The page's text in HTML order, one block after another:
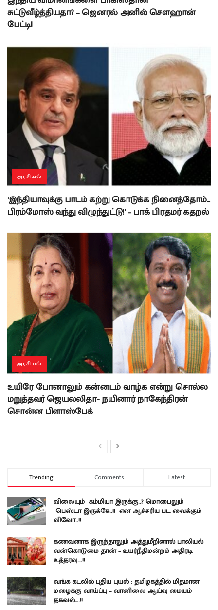
சுட்டுவீழ்த்தியதா? – ஜெனரல் அனில் சௌஹான்
பேட்டி!
அரசியல்
‘இந்தியாவுக்கு பாடம் கற்று கொடுக்க நினைத்தோம்…
பிரம்மோஸ் வந்து விழுந்துட்டு!’ – பாக் பிரதமர் கதறல்
அரசியல்
உயிரே போனாலும் கன்னடம் வாழ்க என்று சொல்ல
மறுத்தவர் ஜெயலலிதா- நயினார் நாகேந்திரன்
சொன்ன பிளாஸ்பேக்
Trending Comments Latest
விலையும் கம்மியா இருக்கு..? மொபைலும்
பெஸ்டா இருக்கே..!! என ஆச்சரிய பட வைக்கும்
விவோ..!!
கணவனாக இருந்தாலும் அத்துமீறினால் பாலியல்
வன்கொடுமை தான் – உயர்நீதிமன்றம் அதிரடி
உத்தரவு….!!
வங்க கடலில் புதிய புயல் : தமிழகத்தில் மிதமான
மழைக்கு வாய்ப்பு – வானிலை ஆய்வு மையம்
தகவல்….!!